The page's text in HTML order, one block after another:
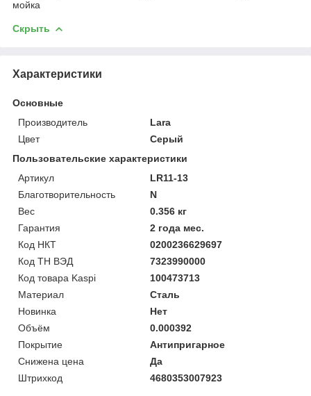
мойка
Скрыть
Характеристики
Основные
Производитель
Lara
Цвет
Серый
Пользовательские характеристики
Артикул
LR11-13
Благотворительность
N
Вес
0.356 кг
Гарантия
2 года мес.
Код НКТ
0200236629697
Код ТН ВЭД
7323990000
Код товара Kaspi
100473713
Материал
Сталь
Новинка
Нет
Объём
0.000392
Покрытие
Антипригарное
Снижена цена
Да
Штрихкод
4680353007923